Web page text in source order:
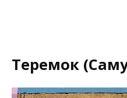
Теремок